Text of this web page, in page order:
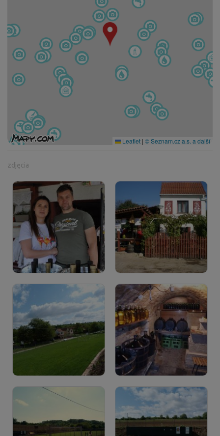
Leaflet | © Seznam.cz a.s. a další
zdjęcia